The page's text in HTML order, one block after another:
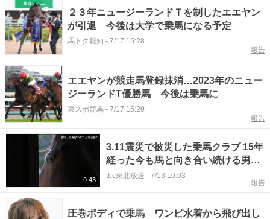
２３年ニュージーランドＴを制したエエヤン
が引退 今後は大学で乗馬になる予定
馬トク報知 - 7/17 15:28
報告
エエヤンが競走馬登録抹消…2023年のニュー
ジーランドT優勝馬 今後は乗馬に
東スポ競馬 - 7/17 15:20
報告
9:43
3.11震災で被災した乗馬クラブ 15年
経った今も馬と向き合い続ける男性
「変わったものと、変わらないも
tbc東北放送 - 7/13 10:03
報告
圧巻ボディで乗馬 ワンピ水着から飛び出し